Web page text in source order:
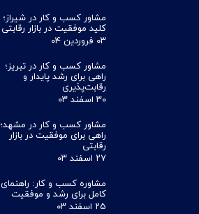
مشاور کسب و کار در شیراز؛
کلید موفقیت در بازار رقابتی
۰۳ فروردین ۰۴
مشاور کسب و کار در تبریز؛
راهی برای رشد پایدار و
رقابت‌پذیری
۳۰ اسفند ۰۳
مشاور کسب و کار در مشهد؛
راهی برای موفقیت در بازار
رقابتی
۲۷ اسفند ۰۳
مشاوره کسب و کار: راهنمای
کامل برای رشد و موفقیت
۲۵ اسفند ۰۳